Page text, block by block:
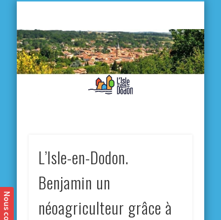
L’Isle-en-Dodon.
Benjamin un
néoagriculteur grâce à